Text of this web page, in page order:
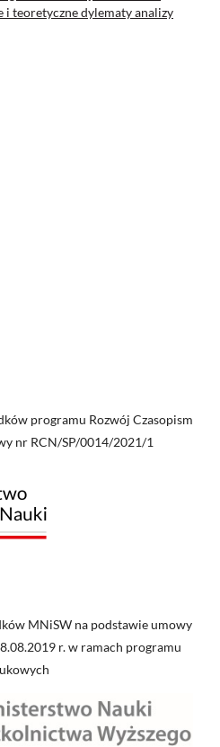
i teoretyczne dylematy analizy
programu Rozwój Czasopism
nr RCN/SP/0014/2021/1
MNiSW na podstawie umowy
r. w ramach programu